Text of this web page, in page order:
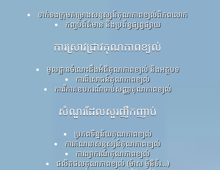
ទាក់ទងក្រុមគម្រោងសន្ទស្សន៍គុណភាពខ្យល់ពិភពលោក
កញ្ចប់ព័ត៌មាន និងប្រព័ន្ធផ្សព្វផ្សាយ
ការស្រាវជ្រាវគុណភាពខ្យល់
មូលដ្ឋានចំណេះដឹងអំពីគុណភាពខ្យល់ និងអត្ថបទ
ការពិសោធន៍គុណភាពខ្យល់
ការវិភាគឧបករណ៍ចាប់សញ្ញាគុណភាពខ្យល់
សំណួរដែលសួរញឹកញាប់
ប្រភពទិន្នន័យគុណភាពខ្យល់
ការគណនាសន្ទស្សន៍គុណភាពខ្យល់
ការព្យាករណ៍គុណភាពខ្យល់
ផលិតផលគុណភាពខ្យល់ (ម៉ាស ម៉ូនីទ័រ...)